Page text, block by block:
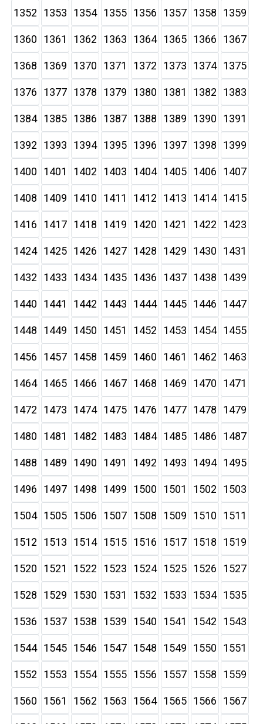
1352 1353 1354 1355 1356 1357 1358 1359
1360 1361 1362 1363 1364 1365 1366 1367
1368 1369 1370 1371 1372 1373 1374 1375
1376 1377 1378 1379 1380 1381 1382 1383
1384 1385 1386 1387 1388 1389 1390 1391
1392 1393 1394 1395 1396 1397 1398 1399
1400 1401 1402 1403 1404 1405 1406 1407
1408 1409 1410 1411 1412 1413 1414 1415
1416 1417 1418 1419 1420 1421 1422 1423
1424 1425 1426 1427 1428 1429 1430 1431
1432 1433 1434 1435 1436 1437 1438 1439
1440 1441 1442 1443 1444 1445 1446 1447
1448 1449 1450 1451 1452 1453 1454 1455
1456 1457 1458 1459 1460 1461 1462 1463
1464 1465 1466 1467 1468 1469 1470 1471
1472 1473 1474 1475 1476 1477 1478 1479
1480 1481 1482 1483 1484 1485 1486 1487
1488 1489 1490 1491 1492 1493 1494 1495
1496 1497 1498 1499 1500 1501 1502 1503
1504 1505 1506 1507 1508 1509 1510 1511
1512 1513 1514 1515 1516 1517 1518 1519
1520 1521 1522 1523 1524 1525 1526 1527
1528 1529 1530 1531 1532 1533 1534 1535
1536 1537 1538 1539 1540 1541 1542 1543
1544 1545 1546 1547 1548 1549 1550 1551
1552 1553 1554 1555 1556 1557 1558 1559
1560 1561 1562 1563 1564 1565 1566 1567